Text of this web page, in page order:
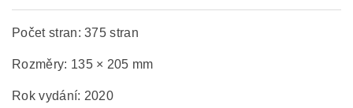
Počet stran: 375 stran
Rozměry: 135 × 205 mm
Rok vydání: 2020